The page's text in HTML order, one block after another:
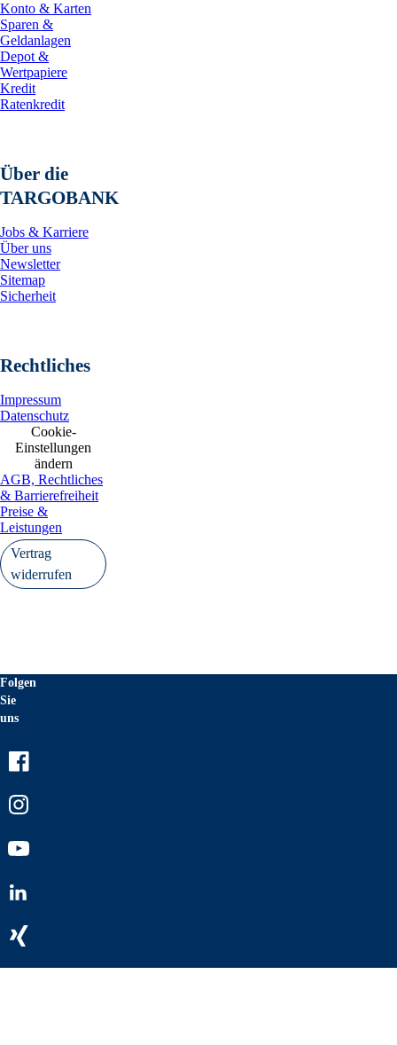
Konto & Karten
Sparen &
Geldanlagen
Depot &
Wertpapiere
Kredit
Ratenkredit
Über die
TARGOBANK
Jobs & Karriere
Über uns
Newsletter
Sitemap
Sicherheit
Rechtliches
Impressum
Datenschutz
Cookie-
Einstellungen
ändern
AGB, Rechtliches
& Barrierefreiheit
Preise &
Leistungen
Vertrag
widerrufen
Folgen
Sie
uns
Youtube